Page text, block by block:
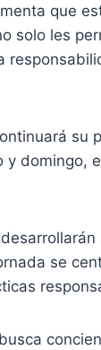
que
solo les
su
domingo,
se